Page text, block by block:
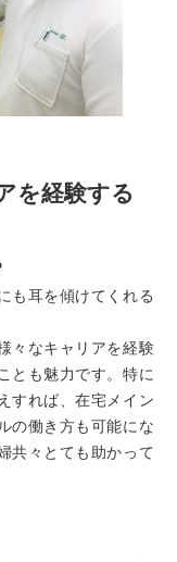
を経験する
も耳を傾けてくれる
々なキャリアを経験
とも魅力です。特に
すれば、在宅メイン
の働き方も可能にな
共々とても助かって